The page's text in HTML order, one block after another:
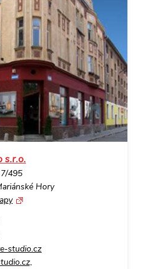
s.r.o.
495
Hory
studio.cz